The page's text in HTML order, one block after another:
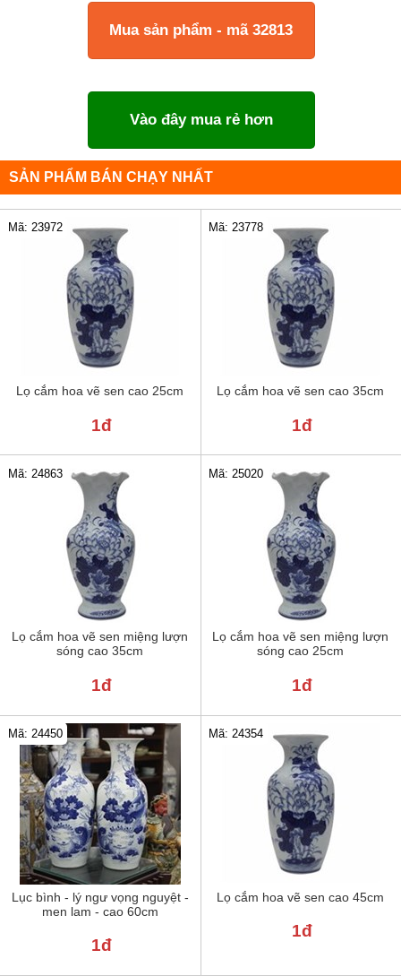
Mua sản phẩm - mã 32813
Vào đây mua rẻ hơn
SẢN PHẨM BÁN CHẠY NHẤT
Lọ cắm hoa vẽ sen cao 25cm
Mã: 23972
1đ
Lọ cắm hoa vẽ sen cao 35cm
Mã: 23778
1đ
Lọ cắm hoa vẽ sen miệng lượn
sóng cao 35cm
Mã: 24863
1đ
Lọ cắm hoa vẽ sen miệng lượn
sóng cao 25cm
Mã: 25020
1đ
Lục bình - lý ngư vọng nguyệt -
men lam - cao 60cm
Mã: 24450
1đ
Lọ cắm hoa vẽ sen cao 45cm
Mã: 24354
1đ